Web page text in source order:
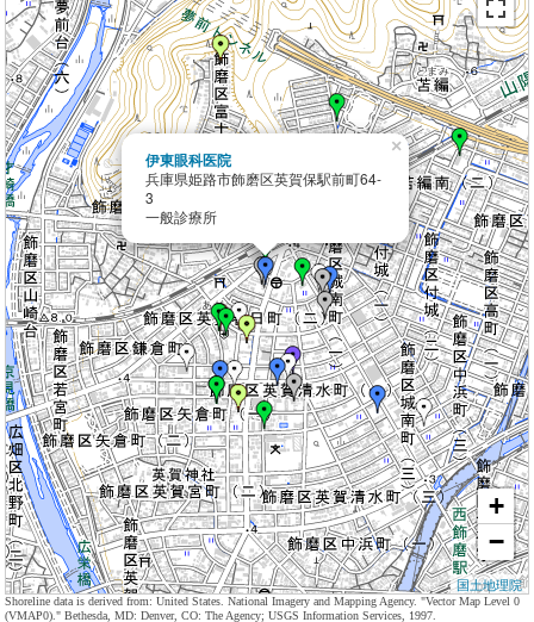
伊東眼科医院
兵庫県姫路市飾磨区英賀保駅前町64-
3
一般診療所
×
+
−
国土地理院
Shoreline data is derived from: United States. National Imagery and Mapping Agency. "Vector Map Level 0
(VMAP0)." Bethesda, MD: Denver, CO: The Agency; USGS Information Services, 1997.